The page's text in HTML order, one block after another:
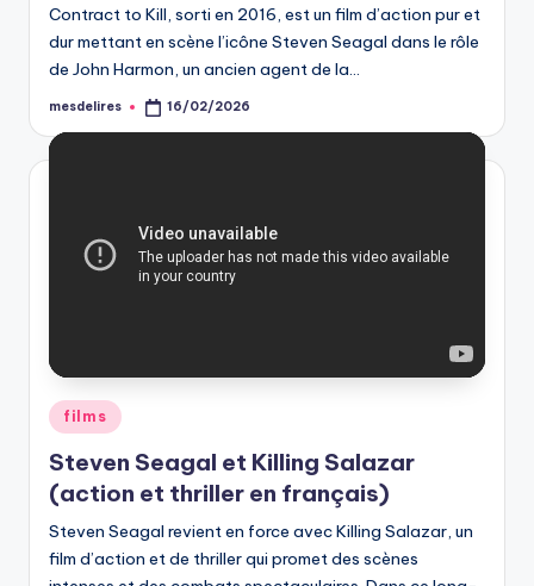
Contract to Kill, sorti en 2016, est un film d’action pur et
dur mettant en scène l’icône Steven Seagal dans le rôle
de John Harmon, un ancien agent de la…
Posted
mesdelires 16/02/2026
Posted
in
films
Steven Seagal et Killing Salazar
(action et thriller en français)
Steven Seagal revient en force avec Killing Salazar, un
film d’action et de thriller qui promet des scènes